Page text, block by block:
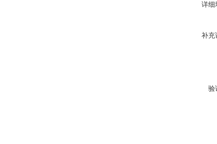
详细
补充
验